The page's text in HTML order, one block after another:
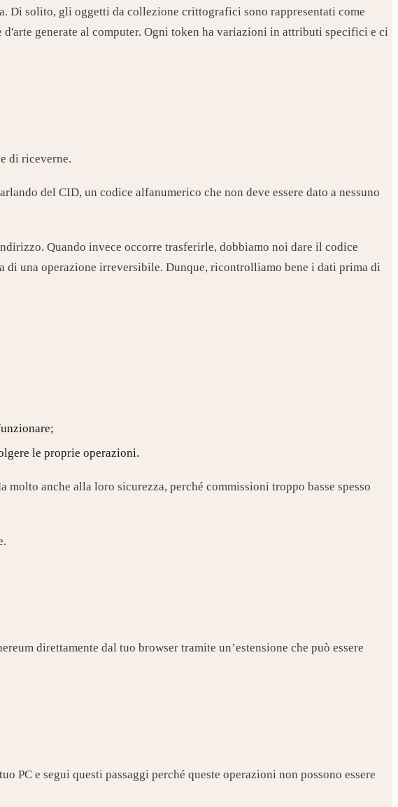
solito, gli oggetti da collezione crittografici sono rappresentati come
generate al computer. Ogni token ha variazioni in attributi specifici e ci
di riceverne.
del CID, un codice alfanumerico che non deve essere dato a nessuno
Quando invece occorre trasferirle, dobbiamo noi dare il codice
una operazione irreversibile. Dunque, ricontrolliamo bene i dati prima di
le proprie operazioni.
anche alla loro sicurezza, perché commissioni troppo basse spesso
direttamente dal tuo browser tramite un’estensione che può essere
PC e segui questi passaggi perché queste operazioni non possono essere